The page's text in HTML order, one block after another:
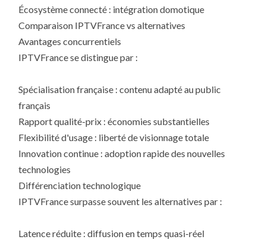
Écosystème connecté : intégration domotique
Comparaison IPTVFrance vs alternatives
Avantages concurrentiels
IPTVFrance se distingue par :
Spécialisation française : contenu adapté au public
français
Rapport qualité-prix : économies substantielles
Flexibilité d'usage : liberté de visionnage totale
Innovation continue : adoption rapide des nouvelles
technologies
Différenciation technologique
IPTVFrance surpasse souvent les alternatives par :
Latence réduite : diffusion en temps quasi-réel